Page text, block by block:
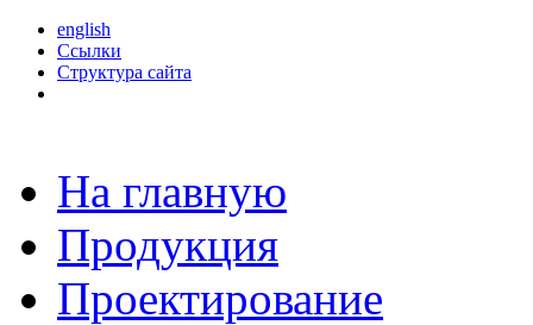
english
Ссылки
Структура сайта
На главную
Продукция
Проектирование